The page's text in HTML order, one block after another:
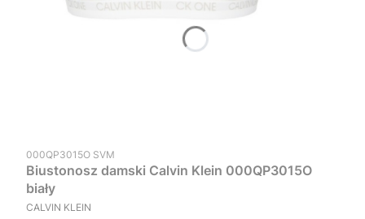
Kod produktu
000QP3015O SVM
Biustonosz damski Calvin Klein 000QP3015O
biały
PRODUCENT
CALVIN KLEIN